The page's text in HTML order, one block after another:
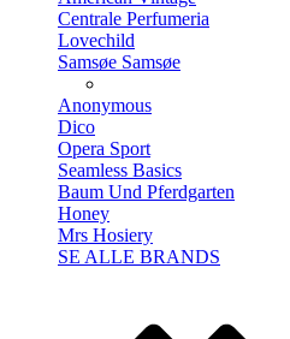
Centrale Perfumeria
Lovechild
Samsøe Samsøe
Anonymous
Dico
Opera Sport
Seamless Basics
Baum Und Pferdgarten
Honey
Mrs Hosiery
SE ALLE BRANDS